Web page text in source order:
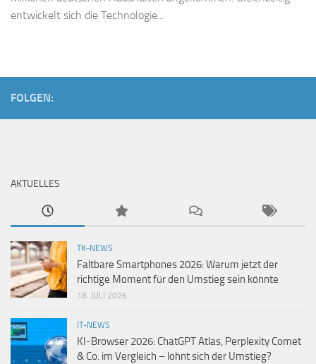
entwickelt sich die Technologie...
FOLGEN:
AKTUELLES
TK-NEWS
Faltbare Smartphones 2026: Warum jetzt der
richtige Moment für den Umstieg sein könnte
18. JULI 2026
IT-NEWS
KI-Browser 2026: ChatGPT Atlas, Perplexity Comet
& Co. im Vergleich – lohnt sich der Umstieg?